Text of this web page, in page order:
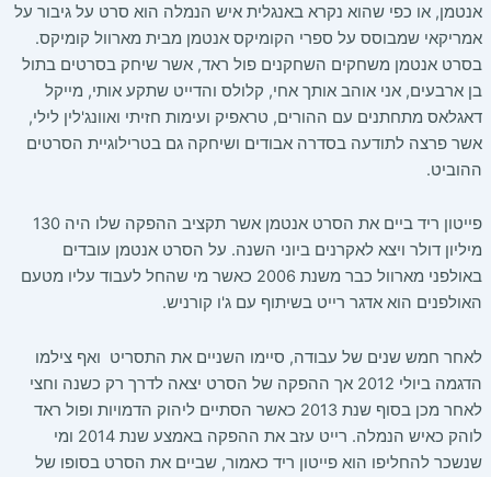
אנטמן, או כפי שהוא נקרא באנגלית איש הנמלה הוא סרט על גיבור על
אמריקאי שמבוסס על ספרי הקומיקס אנטמן מבית מארוול קומיקס.
בסרט אנטמן משחקים השחקנים פול ראד, אשר שיחק בסרטים בתול
בן ארבעים, אני אוהב אותך אחי, קלולס והדייט שתקע אותי, מייקל
דאגלאס מתחתנים עם ההורים, טראפיק ועימות חזיתי ואוונג'לין לילי,
אשר פרצה לתודעה בסדרה אבודים ושיחקה גם בטרילוגיית הסרטים
ההוביט.
פייטון ריד ביים את הסרט אנטמן אשר תקציב ההפקה שלו היה 130
מיליון דולר ויצא לאקרנים ביוני השנה. על הסרט אנטמן עובדים
באולפני מארוול כבר משנת 2006 כאשר מי שהחל לעבוד עליו מטעם
האולפנים הוא אדגר רייט בשיתוף עם ג'ו קורניש.
לאחר חמש שנים של עבודה, סיימו השניים את התסריט ואף צילמו
הדגמה ביולי 2012 אך ההפקה של הסרט יצאה לדרך רק כשנה וחצי
לאחר מכן בסוף שנת 2013 כאשר הסתיים ליהוק הדמויות ופול ראד
לוהק כאיש הנמלה. רייט עזב את ההפקה באמצע שנת 2014 ומי
שנשכר להחליפו הוא פייטון ריד כאמור, שביים את הסרט בסופו של